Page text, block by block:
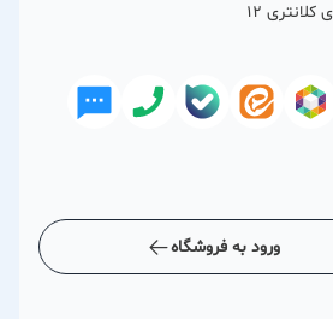
ورود به فروشگاه